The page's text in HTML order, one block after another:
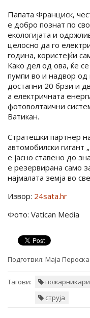
Папата Франциск,
е добро познат по
екологијата и
целосно да го
година, користејќи
Како дел од ова, ќе
пумпи во и надвор од
достапни 20 брзи и
а електричната
фотоволтаични
Ватикан.
Стратешки партнер
автомобилски гигант
е јасно ставено до
е резервирана само
најмалата земја во
Извор: 24sata.hr
Фото: Vatican Media
Подготвил: Маја Пероска
Тагови: пожарникари
струја